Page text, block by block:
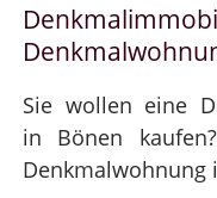
Sie wollen eine
in Bönen
Denkmalwohnung